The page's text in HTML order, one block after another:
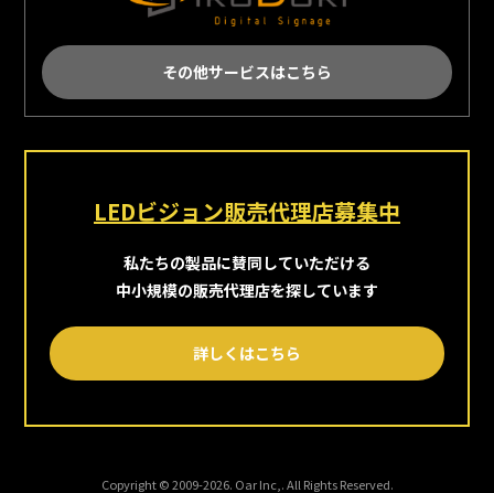
その他サービスはこちら
LEDビジョン販売代理店募集中
私たちの製品に賛同していただける
中小規模の販売代理店を探しています
詳しくはこちら
Copyright © 2009-2026. Oar Inc,. All Rights Reserved.